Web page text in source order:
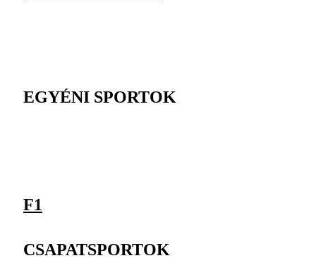
EGYÉNI SPORTOK
F1
CSAPATSPORTOK